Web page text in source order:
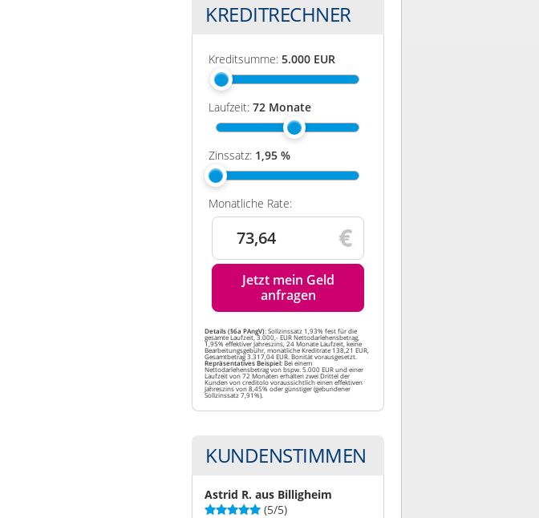
KREDITRECHNER
Kreditsumme: 5.000 EUR
Laufzeit: 72 Monate
Zinssatz: 1,95 %
Monatliche Rate:
73,64
Jetzt mein Geld
anfragen
Details (§6a PAngV): Sollzinssatz 1,93% fest für die
gesamte Laufzeit, 3.000,- EUR Nettodarlehensbetrag,
1,95% effektiver Jahreszins, 24 Monate Laufzeit, keine
Bearbeitungsgebühr, monatliche Kreditrate 138,21 EUR,
Gesamtbetrag 3.317,04 EUR. Bonität vorausgesetzt.
Repräsentatives Beispiel:Bei einem
Nettodarlehensbetrag von bspw. 5.000 EUR und einer
Laufzeit von 72 Monaten erhalten zwei Drittel der
Kunden von creditolo voraussichtlich einen effektiven
Jahreszins von 8,45% oder günstiger (gebundener
Sollzinssatz 7,91%).
KUNDENSTIMMEN
Astrid R. aus Billigheim
(5/5)